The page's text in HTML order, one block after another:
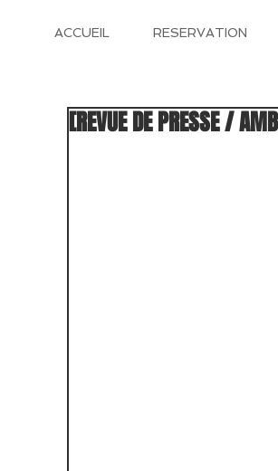
ACCUEIL RESERVATION
[REVUE DE PRESSE /